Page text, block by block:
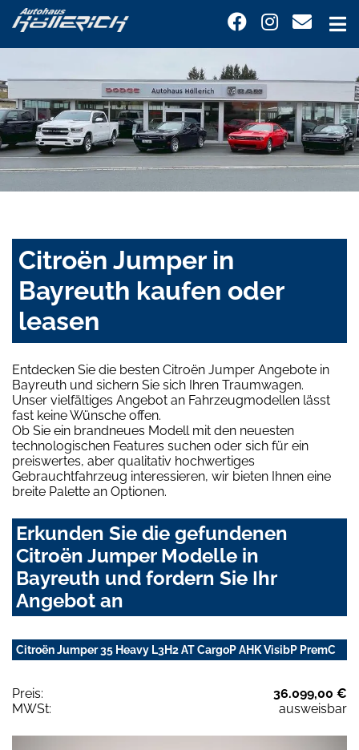
Citroën Jumper in
Bayreuth kaufen oder
leasen
Entdecken Sie die besten Citroën Jumper Angebote in
Bayreuth und sichern Sie sich Ihren Traumwagen.
Unser vielfältiges Angebot an Fahrzeugmodellen lässt
fast keine Wünsche offen.
Ob Sie ein brandneues Modell mit den neuesten
technologischen Features suchen oder sich für ein
preiswertes, aber qualitativ hochwertiges
Gebrauchtfahrzeug interessieren, wir bieten Ihnen eine
breite Palette an Optionen.
Erkunden Sie die gefundenen
Citroën Jumper Modelle in
Bayreuth und fordern Sie Ihr
Angebot an
Citroën Jumper 35 Heavy L3H2 AT CargoP AHK VisibP PremC
Preis:
36.099,00 €
MWSt:
ausweisbar